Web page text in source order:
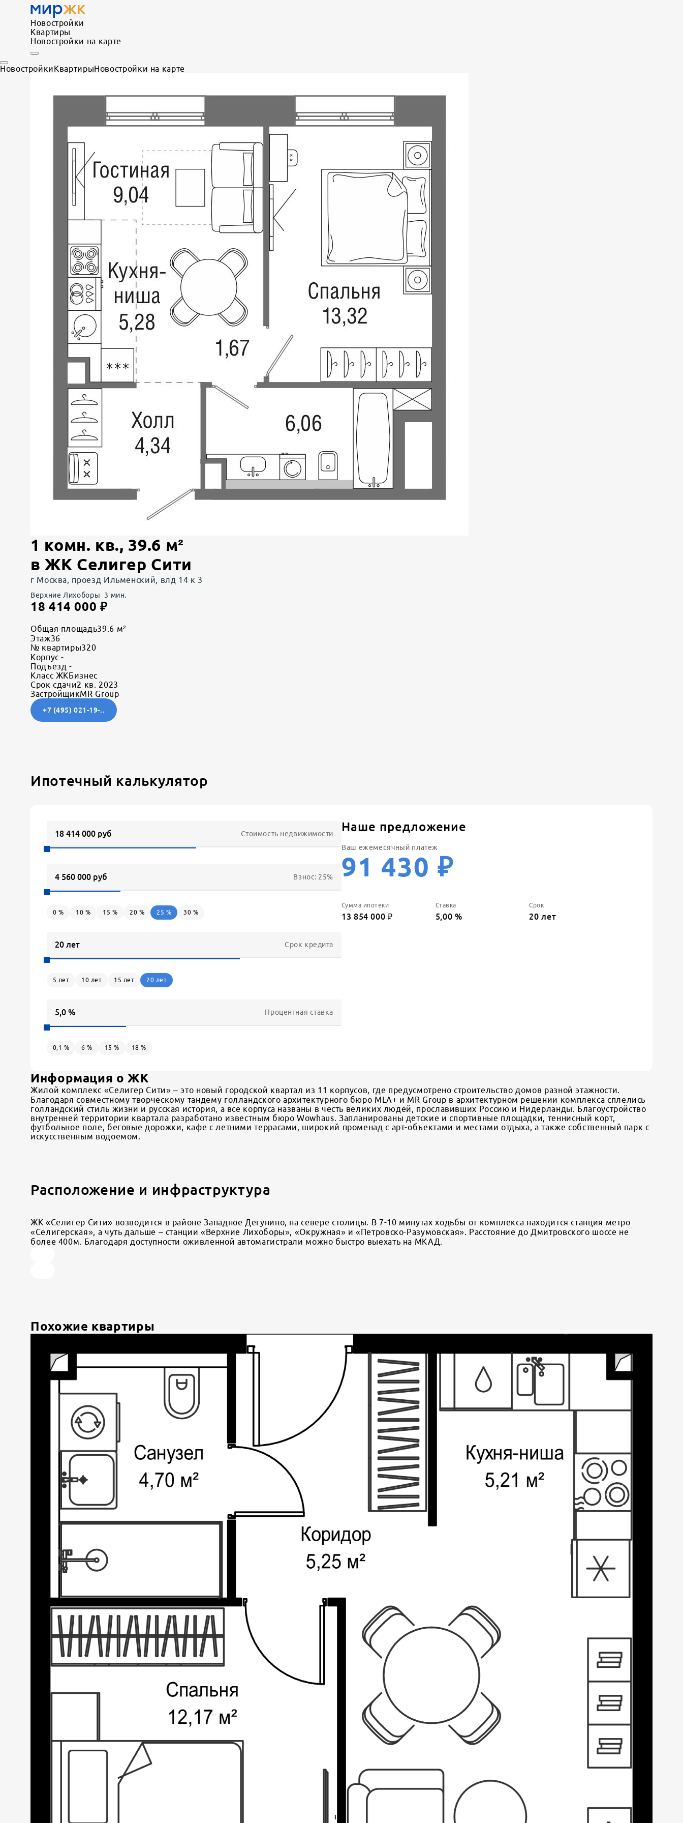
Новостройки
Квартиры
Новостройки на карте
НовостройкиКвартирыНовостройки на карте
1 комн. кв., 39.6 м²
вЖК Селигер Сити
г Москва, проезд Ильменский, влд 14 к 3
Верхние Лихоборы 3 мин.
18 414 000 ₽
Общая площадь39.6 м²
Этаж36
№ квартиры320
Корпус -
Подъезд -
Класс ЖКБизнес
Срок сдачи2 кв. 2023
ЗастройщикMR Group
+7 (495) 021-19-..
Ипотечный калькулятор
Стоимость недвижимости
Взнос: 25%
0 % 10 % 15 % 20 % 25 % 30 %
Срок кредита
5 лет 10 лет 15 лет 20 лет
Процентная ставка
0,1 % 6 % 15 % 18 %
Наше предложение
Ваш ежемесячный платеж
91 430 ₽
Сумма ипотеки
13 854 000 ₽
Ставка
5,00 %
Срок
20 лет
Информация о ЖК
Жилой комплекс «Селигер Сити» – это новый городской квартал из 11 корпусов, где предусмотрено строительство домов разной этажности.
Благодаря совместному творческому тандему голландского архитектурного бюро MLA+ и MR Group в архитектурном решении комплекса сплелись
голландский стиль жизни и русская история, а все корпуса названы в честь великих людей, прославивших Россию и Нидерланды. Благоустройство
внутренней территории квартала разработано известным бюро Wowhaus. Запланированы детские и спортивные площадки, теннисный корт,
футбольное поле, беговые дорожки, кафе с летними террасами, широкий променад с арт-объектами и местами отдыха, а также собственный парк с
искусственным водоемом.
Расположение и инфраструктура
ЖК «Селигер Сити» возводится в районе Западное Дегунино, на севере столицы. В 7-10 минутах ходьбы от комплекса находится станция метро
«Селигерская», а чуть дальше – станции «Верхние Лихоборы», «Окружная» и «Петровско-Разумовская». Расстояние до Дмитровского шоссе не
более 400м. Благодаря доступности оживленной автомагистрали можно быстро выехать на МКАД.
Похожие квартиры